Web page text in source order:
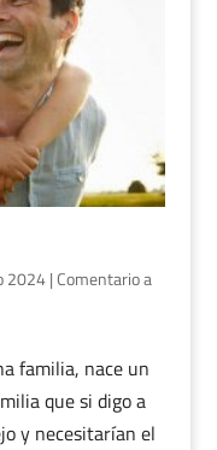
2024|Comentario a
familia, nace un
que si digo a
y necesitarían el